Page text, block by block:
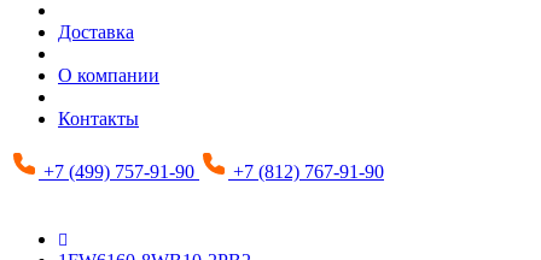
Доставка
О компании
Контакты
+7 (499) 757-91-90 +7 (812) 767-91-90